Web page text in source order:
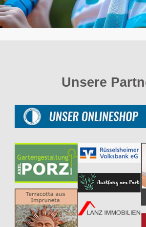
Unsere